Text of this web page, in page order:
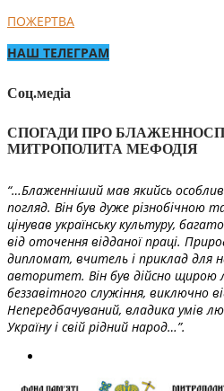
ПОЖЕРТВА
НАШ ТЕЛЕГРАМ
Соц.медіа
СПОГАДИ ПРО
МИТРОПОЛИТА МЕФОДІЯ
“…Блаженніший мав якийсь
погляд. Він був дуже різнобічною
цінував українську культуру,
від оточення відданої праці.
дипломат, вчитель і приклад для
авторитет. Він був дійсно
беззавітного служіння, виключно
Непередбачуваний, владика умів
Україну і свій рідний народ…”.